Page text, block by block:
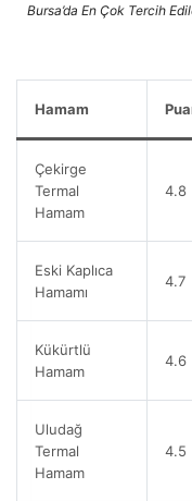
Bursa’da En Çok Tercih
Hamam
Çekirge
Termal
Hamam
4.8
Eski Kaplıca
Hamamı
4.7
Kükürtlü
Hamam
4.6
Uludağ
Termal
Hamam
4.5